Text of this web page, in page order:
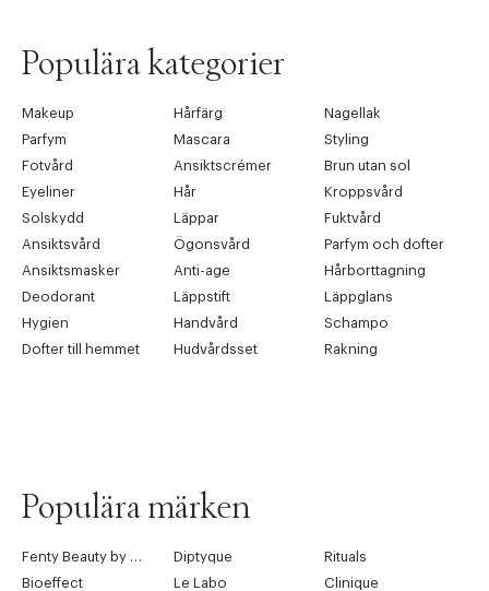
Populära kategorier
Makeup Hårfärg
Nagellak
Parfym
Mascara
Styling
Fotvård
Ansiktscrémer
Brun utan sol
Eyeliner
Hår
Kroppsvård
Solskydd
Läppar
Fuktvård
Ansiktsvård
Ögonsvård
Parfym och dofter
Ansiktsmasker
Anti-age
Hårborttagning
Deodorant
Läppstift
Läppglans
Hygien
Handvård
Schampo
Dofter till hemmet
Hudvårdsset Rakning
Populära märken
Diptyque
Rituals
Bioeffect
Le Labo
Clinique